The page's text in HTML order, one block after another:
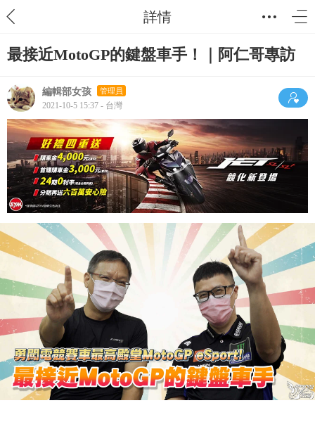
詳情
最接近MotoGP的鍵盤車手！｜阿仁哥專訪
編輯部女孩 管理員
2021-10-5 15:37 - 台灣